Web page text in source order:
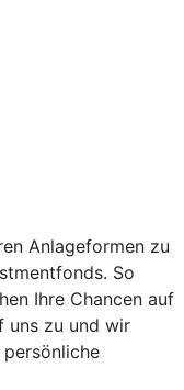
Anlageformen zu
So
Ihre Chancen auf
uns zu und wir